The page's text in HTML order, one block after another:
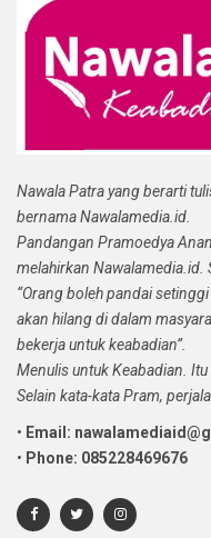
Nawala Patra yang berarti
bernama Nawalamedia.id.
Pandangan Pramoedya
melahirkan Nawalamedia.id.
“Orang boleh pandai
akan hilang di dalam
bekerja untuk keabadian”.
Menulis untuk Keabadian.
Selain kata-kata Pram,
• Email:
• Phone: 085228469676